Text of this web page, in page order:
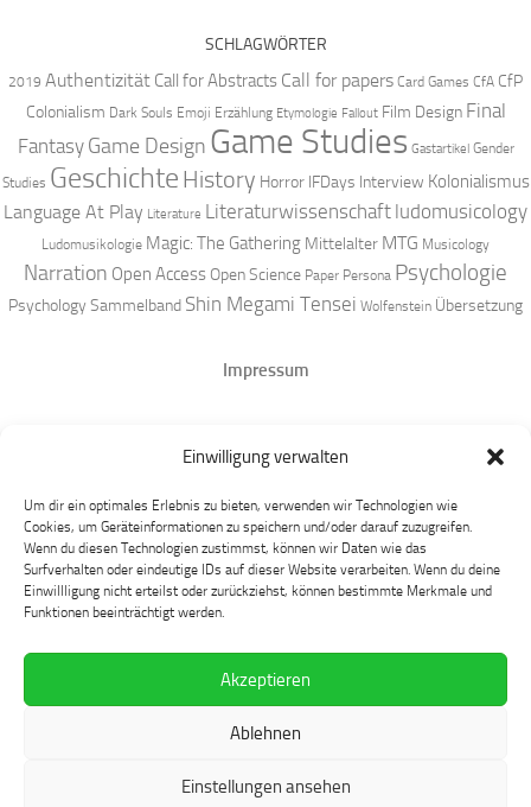
Einwilligung verwalten
Um dir ein optimales Erlebnis zu bieten, verwenden wir Technologien wie
Cookies, um Geräteinformationen zu speichern und/oder darauf zuzugreifen.
Wenn du diesen Technologien zustimmst, können wir Daten wie das
Surfverhalten oder eindeutige IDs auf dieser Website verarbeiten. Wenn du deine
Einwillligung nicht erteilst oder zurückziehst, können bestimmte Merkmale und
Funktionen beeinträchtigt werden.
Akzeptieren
Ablehnen
Einstellungen ansehen
SCHLAGWÖRTER
2019 Authentizität Call for Abstracts Call for papers Card Games CfA CfP
Colonialism Dark Souls Emoji Erzählung Etymologie Fallout Film Design Final
Fantasy Game Design Game Studies Gastartikel Gender
Studies Geschichte History Horror IFDays Interview Kolonialismus
Language At Play Literature Literaturwissenschaft ludomusicology
Ludomusikologie Magic: The Gathering Mittelalter MTG Musicology
Narration Open Access Open Science Paper Persona Psychologie
PsychologySammelband Shin Megami Tensei Wolfenstein Übersetzung
Impressum
Mastodon